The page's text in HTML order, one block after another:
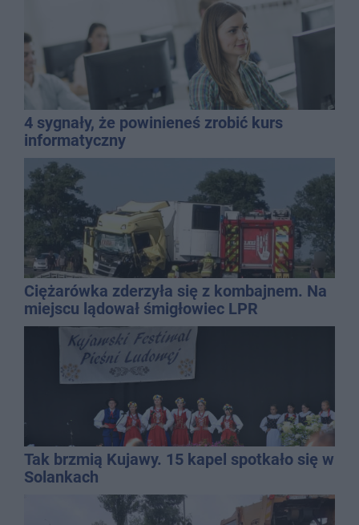
4 sygnały, że powinieneś zrobić kurs
informatyczny
Ciężarówka zderzyła się z kombajnem. Na
miejscu lądował śmigłowiec LPR
Tak brzmią Kujawy. 15 kapel spotkało się w
Solankach